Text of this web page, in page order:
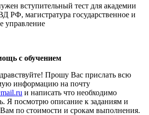
вступительный тест для академии
РФ, магистратура государственное и
управление
с обучением
Прошу Вас прислать всю
информацию на почту
и написать что необходимо
Я посмотрю описание к заданиям и
по стоимости и срокам выполнения.